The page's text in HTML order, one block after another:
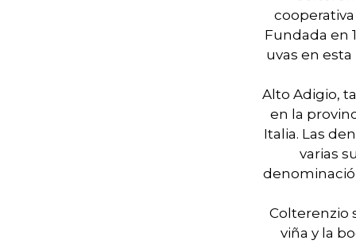
Fundada en
uvas en
Alto Adigio,
en la
Italia. Las
varias
Colterenzio
viña y la